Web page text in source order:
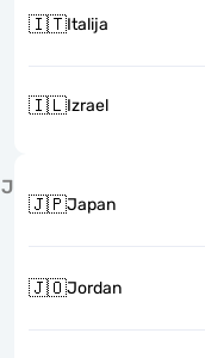
🇮🇹Italija
🇮🇱Izrael
J
🇯🇵Japan
🇯🇴Jordan